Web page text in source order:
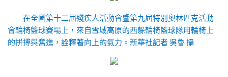
在全國第十二屆殘疾人活動會暨第九屆特別奧林匹克活動
會輪椅籃球賽場上，來自雪域高原的西躲輪椅籃球隊用輪椅上
的拼搏與奮進，詮釋著向上的氣力。 新華社記者 吳魯 攝